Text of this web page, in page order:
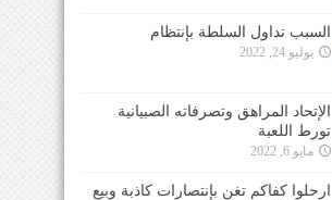
السبب تداول السلطة بإنتظام
يوليو 24, 2022
الإتحاد المراهق وتصرفاته الصبيانية
تورط اللعبة
مايو 6, 2022
ارحلوا كفاكم تغنٍ بإنتصارات كاذبة وبيع